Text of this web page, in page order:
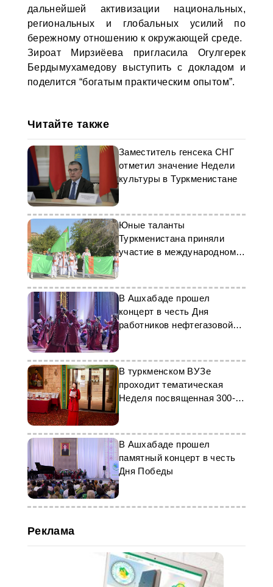
дальнейшей активизации национальных,
региональных и глобальных усилий по
бережному отношению к окружающей среде.
Зироат Мирзиёева пригласила Огулгерек
Бердымухамедову выступить с докладом и
поделится “богатым практическим опытом”.
Читайте также
Заместитель генсека СНГ
отметил значение Недели
культуры в Туркменистане
Юные таланты
Туркменистана приняли
участие в международном
фестивале искусств в
В Ашхабаде прошел
концерт в честь Дня
работников нефтегазовой
отрасли
В туркменском ВУЗе
проходит тематическая
Неделя посвященная 300-
летию Махтумкули
В Ашхабаде прошел
памятный концерт в честь
Дня Победы
Реклама